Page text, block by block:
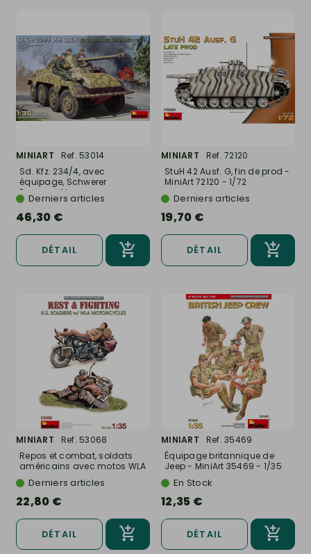
MINIART
Ref. 53014
Sd. Kfz. 234/4, avec
équipage, Schwerer
Panzerspähwagen...
Derniers articles
46,30 €
DÉTAIL
MINIART
Ref. 72120
StuH 42 Ausf. G, fin de prod -
MiniArt 72120 - 1/72
Derniers articles
19,70 €
DÉTAIL
MINIART
Ref. 53068
Repos et combat, soldats
américains avec motos WLA
-... Derniers articles
22,80 €
DÉTAIL
MINIART
Ref. 35469
Équipage britannique de
Jeep - MiniArt 35469 - 1/35
En Stock
12,35 €
DÉTAIL